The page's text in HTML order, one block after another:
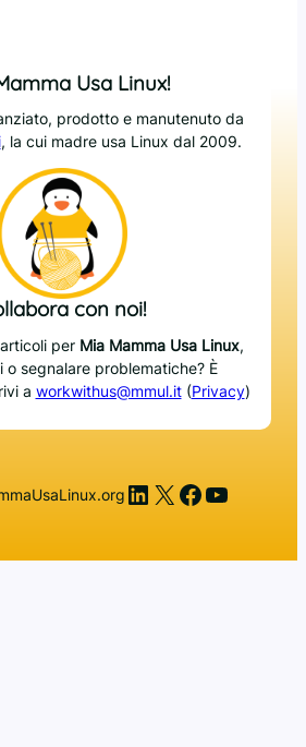
Usa Linux!
prodotto e manutenuto da
, la cui madre usa Linux dal 2009.
con noi!
per Mia Mamma Usa Linux,
o segnalare problematiche? È
a workwithus@mmul.it(Privacy)
LinkedIn
X Facebook